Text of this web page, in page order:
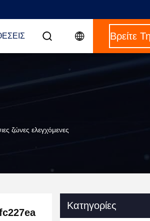
ζώνες ελεγχόμενες
Κατηγορίες